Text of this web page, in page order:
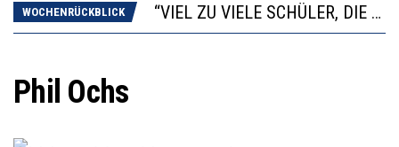
WOCHENRÜCKBLICK
“VIEL ZU VIELE SCHÜLER, DIE GEMESSEN AN IHREN FÄHIGKEITEN GAR NICHT ANS GYMNASIUM GEHÖREN”
DIE GANZE HILFLOSIGKEIT DES BILDUNGSBÜRGERTUMS
Phil Ochs